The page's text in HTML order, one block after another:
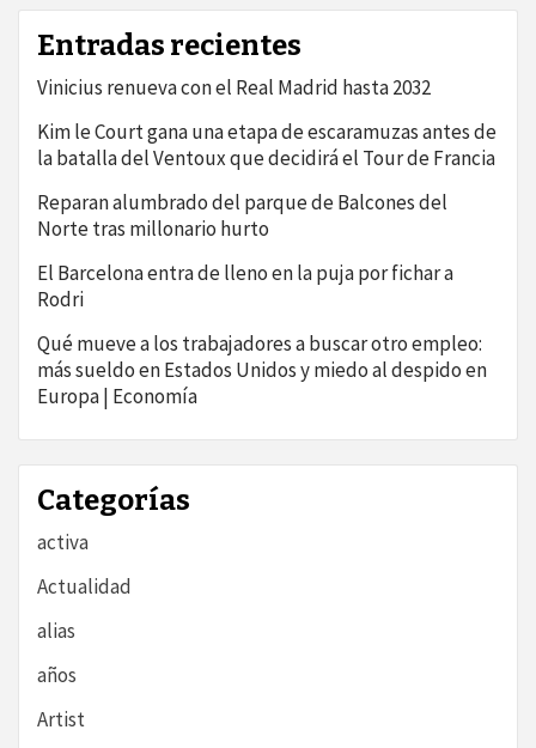
Entradas recientes
Vinicius renueva con el Real Madrid hasta 2032
Kim le Court gana una etapa de escaramuzas antes de
la batalla del Ventoux que decidirá el Tour de Francia
Reparan alumbrado del parque de Balcones del
Norte tras millonario hurto
El Barcelona entra de lleno en la puja por fichar a
Rodri
Qué mueve a los trabajadores a buscar otro empleo:
más sueldo en Estados Unidos y miedo al despido en
Europa | Economía
Categorías
activa
Actualidad
alias
años
Artist